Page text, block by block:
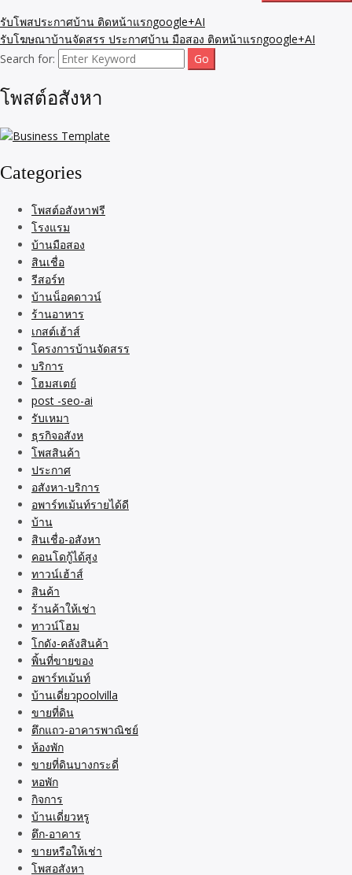
รับโพสประกาศบ้าน ติดหน้าแรกgoogle+AI
รับโฆษณาบ้านจัดสรร ประกาศบ้าน มือสอง ติดหน้าแรกgoogle+AI
Search for:
โพสต์อสังหา
Categories
โพสต์อสังหาฟรี
โรงแรม
บ้านมือสอง
สินเชื่อ
รีสอร์ท
บ้านน็อคดาวน์
ร้านอาหาร
เกสต์เฮ้าส์
โครงการบ้านจัดสรร
บริการ
โฮมสเตย์
post -seo-ai
รับเหมา
ธุรกิจอสังห
โพสสินค้า
ประกาศ
อสังหา-บริการ
อพาร์ทเม้นท์รายได้ดี
บ้าน
สินเชื่อ-อสังหา
คอนโดกู้ได้สูง
ทาวน์เฮ้าส์
สินค้า
ร้านค้าให้เช่า
ทาวน์โฮม
โกดัง-คลังสินค้า
พิ้นที่ขายของ
อพาร์ทเม้นท์
บ้านเดี่ยวpoolvilla
ขายที่ดิน
ตึกแถว-อาคารพาณิชย์
ห้องพัก
ขายที่ดินบางกระดี่
หอพัก
กิจการ
บ้านเดี่ยวหรู
ตึก-อาคาร
ขายหรือให้เช่า
โพสอสังหา